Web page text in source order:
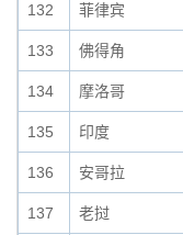
132 菲律宾
133 佛得角
134 摩洛哥
135 印度
136 安哥拉
137 老挝